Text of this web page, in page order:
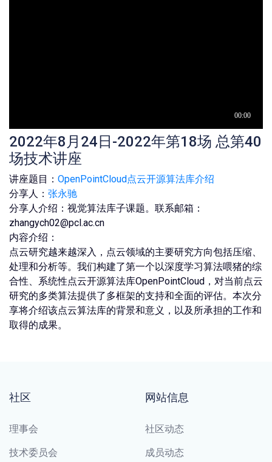
2022年8月24日-2022年第18场 总第40
场技术讲座
讲座题目： OpenPointCloud点云开源算法库介绍
分享人： 张永驰
分享人介绍：视觉算法库子课题。联系邮箱：
zhangych02@pcl.ac.cn
内容介绍：
点云研究越来越深入，点云领域的主要研究方向包括压缩、
处理和分析等。我们构建了第一个以深度学习算法喂猪的综
合性、系统性点云开源算法库OpenPointCloud，对当前点云
研究的多类算法提供了多框架的支持和全面的评估。本次分
享将介绍该点云算法库的背景和意义，以及所承担的工作和
取得的成果。
社区
理事会
技术委员会
网站信息
社区动态
成员动态